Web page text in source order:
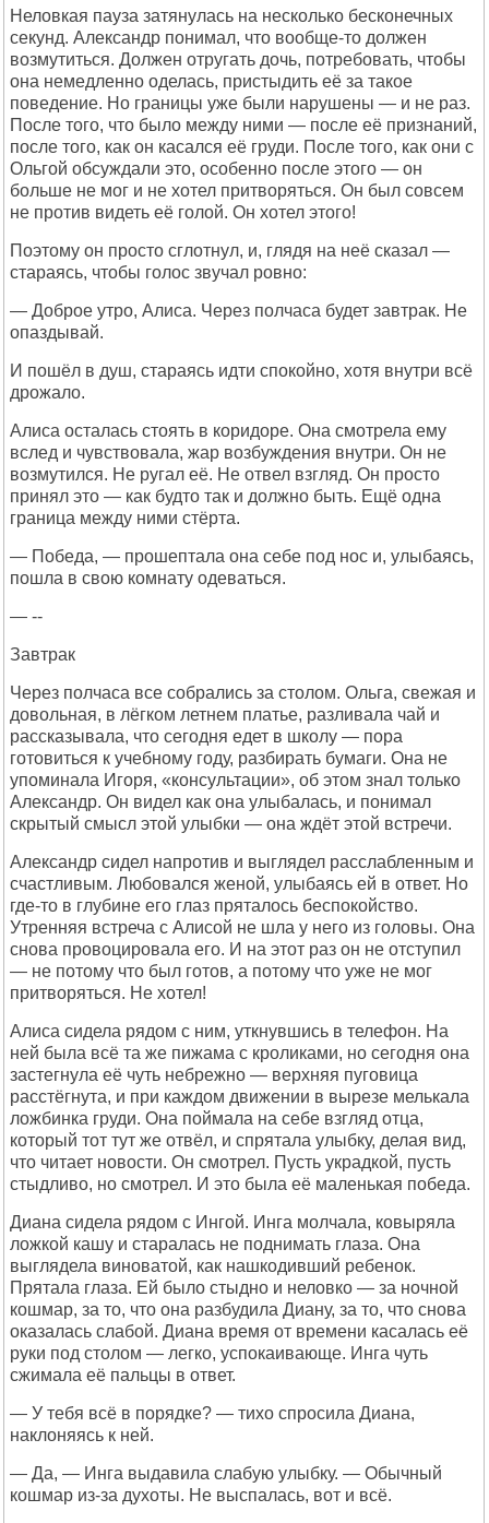
Неловкая пауза затянулась на несколько бесконечных
секунд. Александр понимал, что вообще-то должен
возмутиться. Должен отругать дочь, потребовать, чтобы
она немедленно оделась, пристыдить её за такое
поведение. Но границы уже были нарушены — и не раз.
После того, что было между ними — после её признаний,
после того, как он касался её груди. После того, как они с
Ольгой обсуждали это, особенно после этого — он
больше не мог и не хотел притворяться. Он был совсем
не против видеть её голой. Он хотел этого!
Поэтому он просто сглотнул, и, глядя на неё сказал —
стараясь, чтобы голос звучал ровно:
— Доброе утро, Алиса. Через полчаса будет завтрак. Не
опаздывай.
И пошёл в душ, стараясь идти спокойно, хотя внутри всё
дрожало.
Алиса осталась стоять в коридоре. Она смотрела ему
вслед и чувствовала, жар возбуждения внутри. Он не
возмутился. Не ругал её. Не отвел взгляд. Он просто
принял это — как будто так и должно быть. Ещё одна
граница между ними стёрта.
— Победа, — прошептала она себе под нос и, улыбаясь,
пошла в свою комнату одеваться.
— --
Завтрак
Через полчаса все собрались за столом. Ольга, свежая и
довольная, в лёгком летнем платье, разливала чай и
рассказывала, что сегодня едет в школу — пора
готовиться к учебному году, разбирать бумаги. Она не
упоминала Игоря, «консультации», об этом знал только
Александр. Он видел как она улыбалась, и понимал
скрытый смысл этой улыбки — она ждёт этой встречи.
Александр сидел напротив и выглядел расслабленным и
счастливым. Любовался женой, улыбаясь ей в ответ. Но
где-то в глубине его глаз пряталось беспокойство.
Утренняя встреча с Алисой не шла у него из головы. Она
снова провоцировала его. И на этот раз он не отступил
— не потому что был готов, а потому что уже не мог
притворяться. Не хотел!
Алиса сидела рядом с ним, уткнувшись в телефон. На
ней была всё та же пижама с кроликами, но сегодня она
застегнула её чуть небрежно — верхняя пуговица
расстёгнута, и при каждом движении в вырезе мелькала
ложбинка груди. Она поймала на себе взгляд отца,
который тот тут же отвёл, и спрятала улыбку, делая вид,
что читает новости. Он смотрел. Пусть украдкой, пусть
стыдливо, но смотрел. И это была её маленькая победа.
Диана сидела рядом с Ингой. Инга молчала, ковыряла
ложкой кашу и старалась не поднимать глаза. Она
выглядела виноватой, как нашкодивший ребенок.
Прятала глаза. Ей было стыдно и неловко — за ночной
кошмар, за то, что она разбудила Диану, за то, что снова
оказалась слабой. Диана время от времени касалась её
руки под столом — легко, успокаивающе. Инга чуть
сжимала её пальцы в ответ.
— У тебя всё в порядке? — тихо спросила Диана,
наклоняясь к ней.
— Да, — Инга выдавила слабую улыбку. — Обычный
кошмар из-за духоты. Не выспалась, вот и всё.